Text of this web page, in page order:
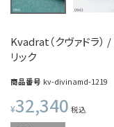
Kvadrat（クヴァドラ）
リック
商品番号 kv-divinamd-1219
¥32,340 税込